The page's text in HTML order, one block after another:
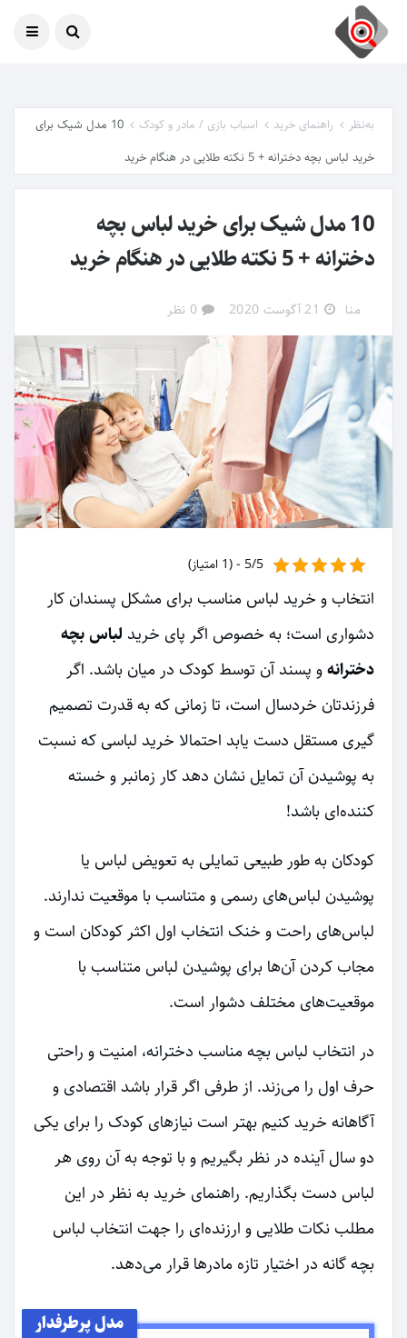
به‌نظر راهنمای خرید اسباب بازی / مادر و کودک
10 مدل شیک برای
خرید لباس بچه دخترانه + 5 نکته طلایی در هنگام خرید
10 مدل شیک برای خرید لباس بچه
دخترانه + 5 نکته طلایی در هنگام خرید
منا 21 آگوست 2020 0 نظر
5/5 - (1 امتیاز)
انتخاب و خرید لباس مناسب برای مشکل پسندان کار
دشواری است؛ به خصوص اگر پای خرید لباس بچه
دخترانهو پسند آن توسط کودک در میان باشد. اگر
فرزندتان خردسال است، تا زمانی که به قدرت تصمیم
گیری مستقل دست یابد احتمالا خرید لباسی که نسبت
به پوشیدن آن تمایل نشان دهد کار زمانبر و خسته
کننده‌ای باشد!
کودکان به طور طبیعی تمایلی به تعویض لباس یا
پوشیدن لباس‌های رسمی و متناسب با موقعیت ندارند.
لباس‌های راحت و خنک انتخاب اول اکثر کودکان است و
مجاب کردن آن‌ها برای پوشیدن لباس متناسب با
موقعیت‌های مختلف دشوار است.
در انتخاب لباس بچه مناسب دخترانه، امنیت و راحتی
حرف اول را می‌زند. از طرفی اگر قرار باشد اقتصادی و
آگاهانه خرید کنیم بهتر است نیازهای کودک را برای یکی
دو سال آینده در نظر بگیریم و با توجه به آن روی هر
لباس دست بگذاریم. راهنمای خرید به نظر در این
مطلب نکات طلایی و ارزنده‌ای را جهت انتخاب لباس
بچه گانه در اختیار تازه مادرها قرار می‌دهد.
مدل پرطرفدار